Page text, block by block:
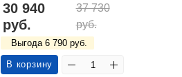
30 940
руб.
37 730
руб.
Выгода 6 790 руб.
В корзину